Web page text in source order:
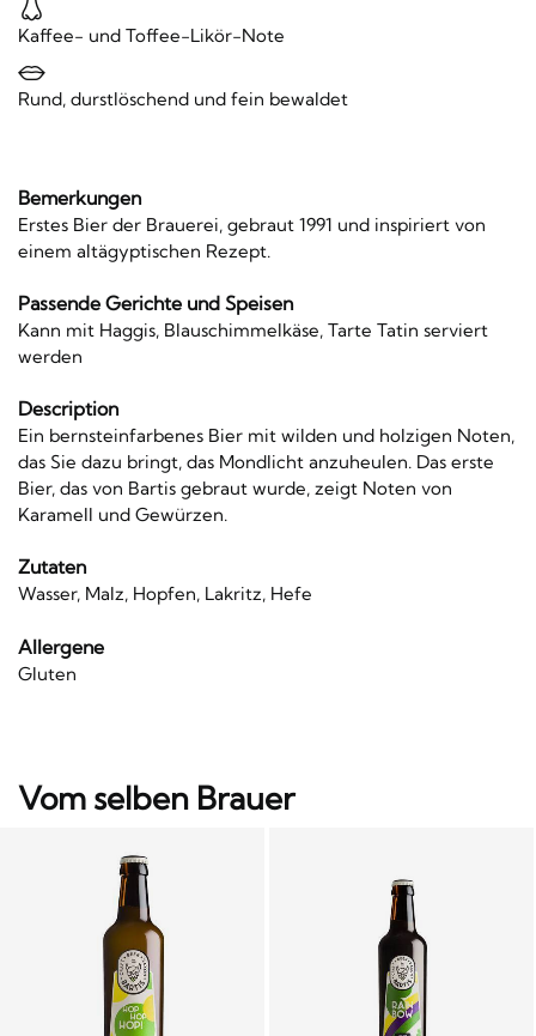
Kaffee- und Toffee-Likör-Note
Rund, durstlöschend und fein bewaldet
Bemerkungen
Erstes Bier der Brauerei, gebraut 1991 und inspiriert von
einem altägyptischen Rezept.
Passende Gerichte und Speisen
Kann mit Haggis, Blauschimmelkäse, Tarte Tatin serviert
werden
Description
Ein bernsteinfarbenes Bier mit wilden und holzigen Noten,
das Sie dazu bringt, das Mondlicht anzuheulen. Das erste
Bier, das von Bartis gebraut wurde, zeigt Noten von
Karamell und Gewürzen.
Zutaten
Wasser, Malz, Hopfen, Lakritz, Hefe
Allergene
Gluten
Vom selben Brauer